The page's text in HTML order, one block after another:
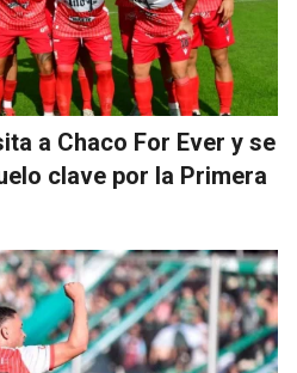
a Chaco For Ever y se
clave por la Primera